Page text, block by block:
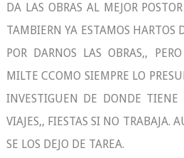
DA LAS OBRAS AL MEJOR
TAMBIERN YA ESTAMOS HARTOS
POR DARNOS LAS OBRAS,,
MILTE CCOMO SIEMPRE LO
INVESTIGUEN DE DONDE
VIAJES,, FIESTAS SI NO TRABAJA.
SE LOS DEJO DE TAREA.